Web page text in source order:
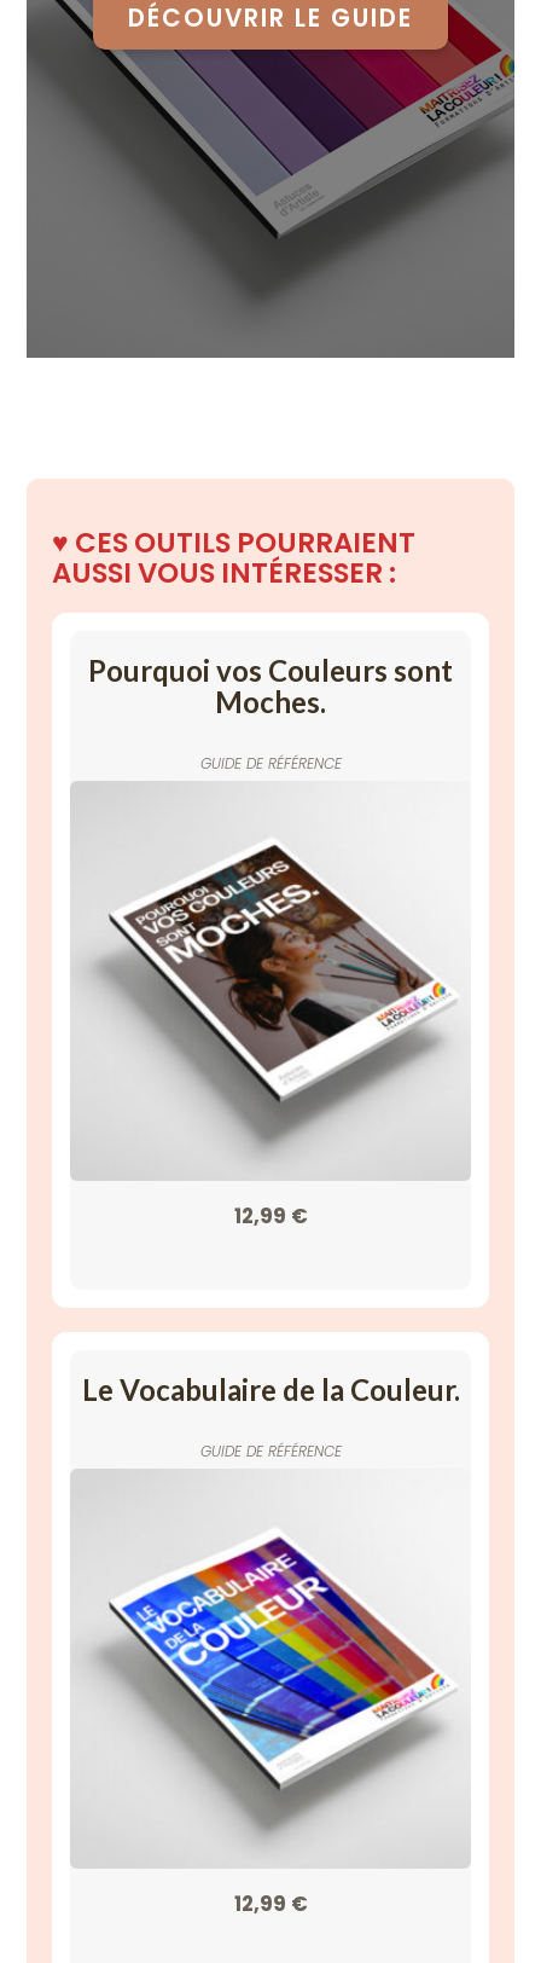
DÉCOUVRIR LE GUIDE
♥️ CES OUTILS POURRAIENT
AUSSIVOUS INTÉRESSER :
Pourquoi vos Couleurs sont
Moches.
GUIDE DE RÉFÉRENCE
12,99 €
Le Vocabulaire de la Couleur.
GUIDE DE RÉFÉRENCE
12,99 €